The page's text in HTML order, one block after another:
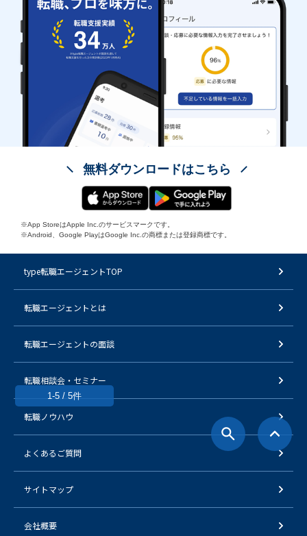
1-5 / 5件
無料ダウンロードはこちら
※App StoreはApple Inc.のサービスマークです。
※Android、Google PlayはGoogle Inc.の商標または登録商標です。
type転職エージェントTOP
転職エージェントとは
転職エージェントの面談
転職相談会・セミナー
転職ノウハウ
よくあるご質問
サイトマップ
会社概要